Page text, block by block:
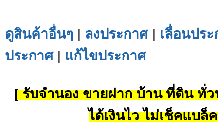
ดูสินค้าอื่นๆ | ลงประกาศ| เลื่อนปร
ประกาศ| แก้ไขประกาศ
[ รับจำนอง ขายฝาก บ้าน ที่ดิน ทั่ว
ได้เงินไว ไม่เช็คแบล็